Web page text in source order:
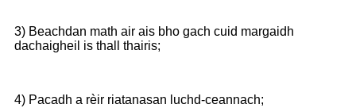
3) Beachdan math air ais bho gach cuid margaidh
dachaigheil is thall thairis;
4) Pacadh a rèir riatanasan luchd-ceannach;